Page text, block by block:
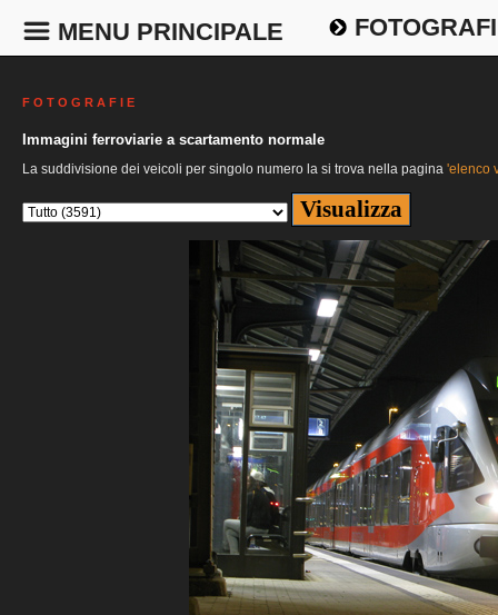
MENU PRINCIPALE
F O T O G R A F I E
Immagini ferroviarie a scartamento normale
La suddivisione dei veicoli per singolo numero la si trova nella pagina 'elenco